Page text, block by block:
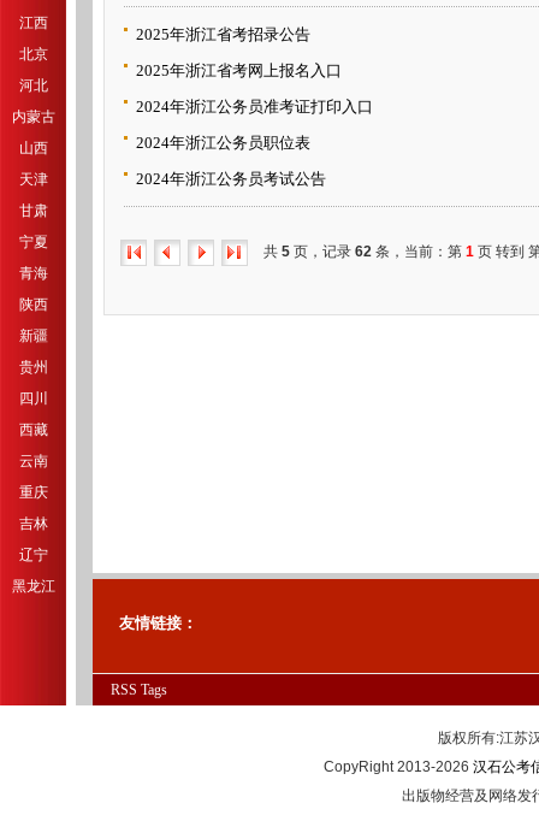
江西
北京
河北
内蒙古
山西
天津
甘肃
宁夏
青海
陕西
新疆
贵州
四川
西藏
云南
重庆
吉林
辽宁
黑龙江
2025年浙江省考招录公告
2025年浙江省考网上报名入口
2024年浙江公务员准考证打印入口
2024年浙江公务员职位表
2024年浙江公务员考试公告
共 5 页，记录 62 条，当前：第 1 页 转到
友情链接：
RSS Tags
版权所有:江
CopyRight 2013-2026 汉石公考
出版物经营及网络发